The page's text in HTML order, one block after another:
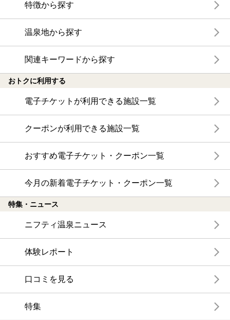
特徴から探す
温泉地から探す
関連キーワードから探す
おトクに利用する
電子チケットが利用できる施設一覧
クーポンが利用できる施設一覧
おすすめ電子チケット・クーポン一覧
今月の新着電子チケット・クーポン一覧
特集・ニュース
ニフティ温泉ニュース
体験レポート
口コミを見る
特集